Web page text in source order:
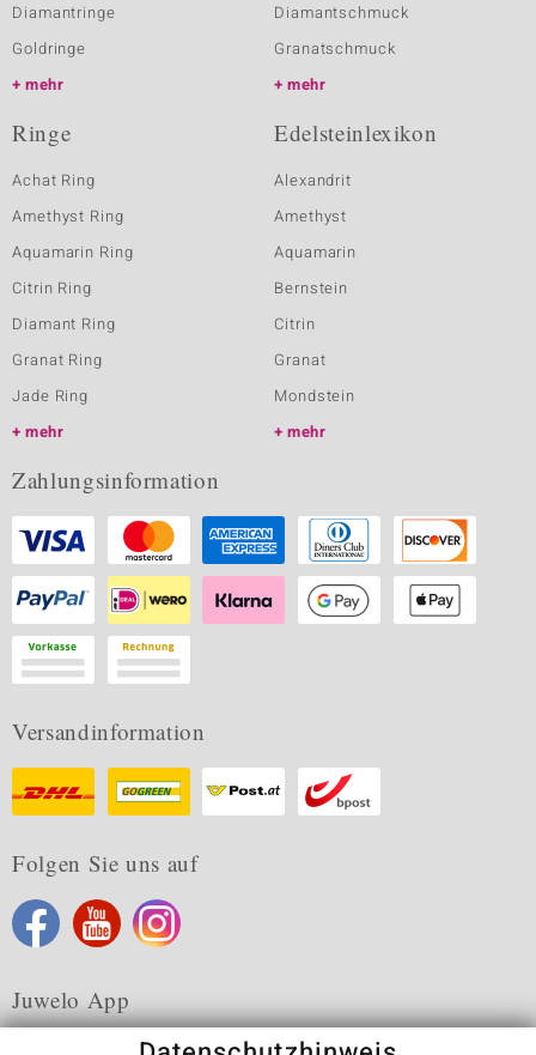
Diamantringe
Goldringe
mehr
Diamantschmuck
Granatschmuck
mehr
Ringe
Achat Ring
Amethyst Ring
Aquamarin Ring
Citrin Ring
Diamant Ring
Granat Ring
Jade Ring
mehr
Edelsteinlexikon
Alexandrit
Amethyst
Aquamarin
Bernstein
Citrin
Granat
Mondstein
mehr
Zahlungsinformation
Versandinformation
Folgen Sie uns auf
Juwelo App